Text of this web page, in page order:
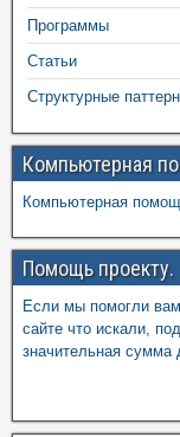
Программы
Статьи
Структурные
Компьютерная
Компьютерная
Помощь проекту.
Если мы помогли
сайте что искали,
значительная